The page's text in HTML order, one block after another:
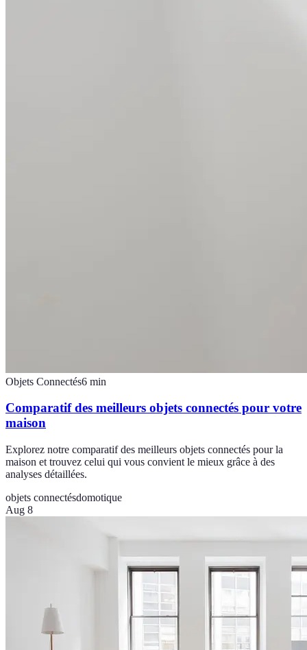
Objets Connectés6 min
Comparatif des meilleurs objets connectés pour votre
maison
Explorez notre comparatif des meilleurs objets connectés pour la
maison et trouvez celui qui vous convient le mieux grâce à des
analyses détaillées.
objets connectésdomotique
Aug 8